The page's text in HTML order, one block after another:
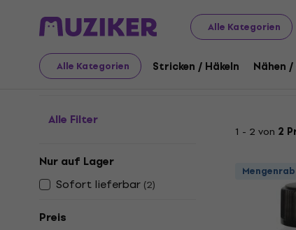
Alle Kategorien
Alle Kategorien Stricken / Häkeln Nähen
Kunst Malerei auf Glas und Porzellan Werkzeuge
Werkzeuge zum
Alle Filter
Nur auf Lager
Sofort lieferbar (2)
Preis
1 - 2 von 2